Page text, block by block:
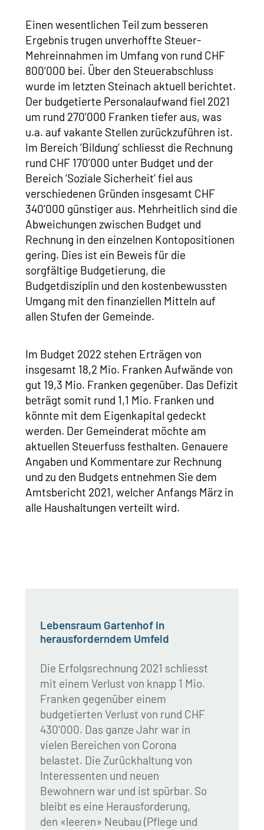
Einen wesentlichen Teil zum besseren
Ergebnis trugen unverhoffte Steuer-
Mehreinnahmen im Umfang von rund CHF
800’000 bei. Über den Steuerabschluss
wurde im letzten Steinach aktuell berichtet.
Der budgetierte Personalaufwand fiel 2021
um rund 270’000 Franken tiefer aus, was
u.a. auf vakante Stellen zurückzuführen ist.
Im Bereich ‘Bildung’ schliesst die Rechnung
rund CHF 170’000 unter Budget und der
Bereich ‘Soziale Sicherheit’ fiel aus
verschiedenen Gründen insgesamt CHF
340’000 günstiger aus. Mehrheitlich sind die
Abweichungen zwischen Budget und
Rechnung in den einzelnen Kontopositionen
gering. Dies ist ein Beweis für die
sorgfältige Budgetierung, die
Budgetdisziplin und den kostenbewussten
Umgang mit den finanziellen Mitteln auf
allen Stufen der Gemeinde.
Im Budget 2022 stehen Erträgen von
insgesamt 18,2 Mio. Franken Aufwände von
gut 19,3 Mio. Franken gegenüber. Das Defizit
beträgt somit rund 1,1 Mio. Franken und
könnte mit dem Eigenkapital gedeckt
werden. Der Gemeinderat möchte am
aktuellen Steuerfuss festhalten. Genauere
Angaben und Kommentare zur Rechnung
und zu den Budgets entnehmen Sie dem
Amtsbericht 2021, welcher Anfangs März in
alle Haushaltungen verteilt wird.
Lebensraum Gartenhof in
herausforderndem Umfeld
Die Erfolgsrechnung 2021 schliesst
mit einem Verlust von knapp 1 Mio.
Franken gegenüber einem
budgetierten Verlust von rund CHF
430’000. Das ganze Jahr war in
vielen Bereichen von Corona
belastet. Die Zurückhaltung von
Interessenten und neuen
Bewohnern war und ist spürbar. So
bleibt es eine Herausforderung,
den «leeren» Neubau (Pflege und